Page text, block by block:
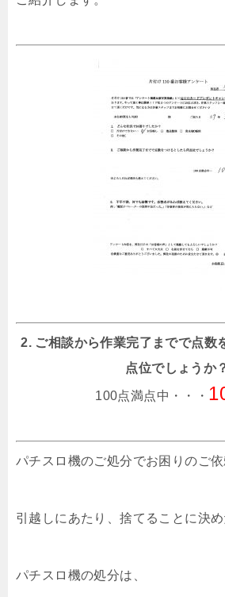
2. ご相談から作業完了までで点数
点位でしょうか
100点満点中・・・
パチスロ機のご処分でお困りのご依
引越しにあたり、捨てることに決め
パチスロ機の処分は、